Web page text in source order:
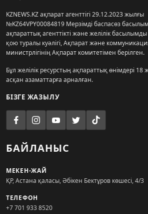
KZNEWS.KZ ақпарат агенттігі 29.12.2023 жылғы
№KZ64VPY00084819 Мерзімді баспасөз
ақпараттық агенттікті және желілік
қою туралы куәлігі, Ақпарат және
министрлігінің Ақпарат комитетімен берілген.
Бұл желілік ресурстың ақпараттық өнімдері 18
асқан азаматтарға арналған.
БІЗГЕ ЖАЗЫЛУ
БАЙЛАНЫС
МЕКЕН-ЖАЙ
ҚР, Астана қаласы, Әбікен Бектұров көшесі, 4/3
ТЕЛЕФОН
+7 701 933 8520